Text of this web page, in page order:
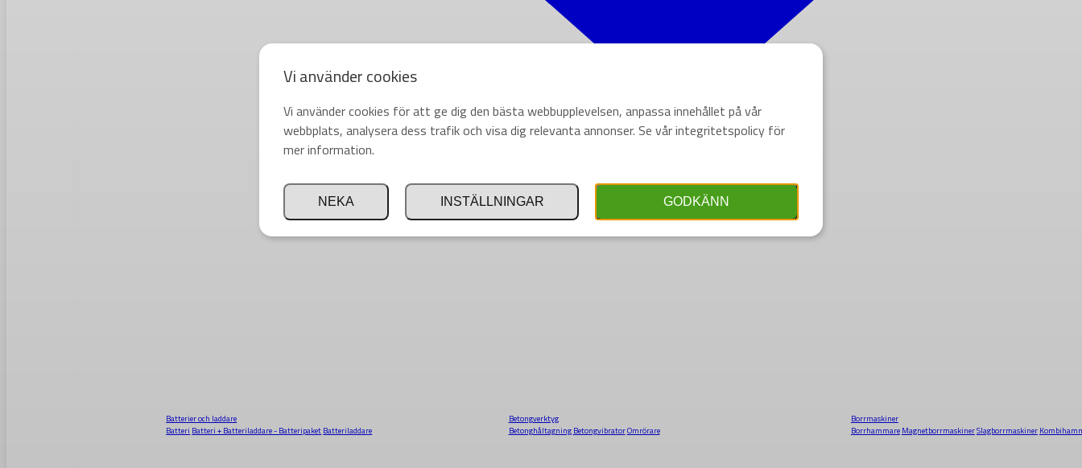
Batterier och laddare
Batteri Batteri + Batteriladdare - Batteripaket Batteriladdare
Betongverktyg
Betonghåltagning BetongvibratorOmrörare
Borrmaskiner
Borrhammare MagnetborrmaskinerSlagborrmaskiner
Vi använder cookies
Vi använder cookies för att ge dig den bästa webbupplevelsen, anpassa innehållet på vår
webbplats, analysera dess trafik och visa dig relevanta annonser. Se vår integritetspolicy för
mer information.
GODKÄNN
INSTÄLLNINGAR
NEKA